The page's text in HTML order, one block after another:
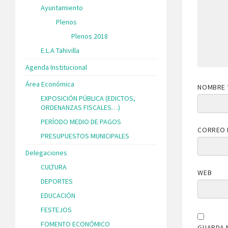
NOMBRE
CORREO
WEB
Ayuntamiento
Plenos
Plenos 2018
E.L.A Tahivilla
Agenda Institucional
Área Económica
EXPOSICIÓN PÚBLICA (EDICTOS,
ORDENANZAS FISCALES…)
PERÍODO MEDIO DE PAGOS
PRESUPUESTOS MUNICIPALES
Delegaciones
CULTURA
DEPORTES
EDUCACIÓN
FESTEJOS
FOMENTO ECONÓMICO